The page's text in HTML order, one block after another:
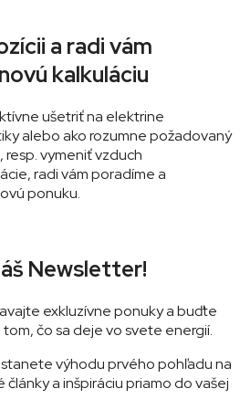
a radi vám
kalkuláciu
ušetriť na elektrine
alebo ako rozumne požadovaný
vymeniť vzduch
radi vám poradíme a
ponuku.
Newsletter!
exkluzívne ponuky a buďte
čo sa deje vo svete energií.
výhodu prvého pohľadu na
a inšpiráciu priamo do vašej